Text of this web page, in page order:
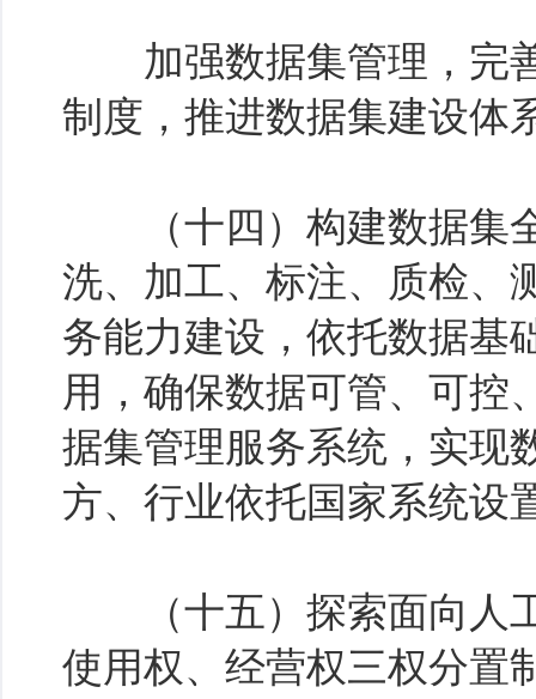
加强数据集管理，完善
制度，推进数据集建设体
（十四）构建数据集全
洗、加工、标注、质检、
务能力建设，依托数据基
用，确保数据可管、可控
据集管理服务系统，实现
方、行业依托国家系统设
（十五）探索面向人工
使用权、经营权三权分置